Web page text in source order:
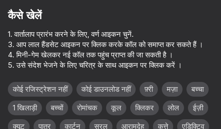
प्ले
Apple Worm
36
Call Metromen
42
31
कैसे खेलें
1. वार्तालाप प्रारंभ करने के लिए, वर्ण आइकन चुनें.
3. आप लाल हैंडसेट आइकन पर क्लिक करके कॉल को समाप्त कर सकते हैं ।
4. मिनी-गेम खेलकर नई कॉल तक पहुंच प्राप्त की जा सकती है ।
5. उसे संदेश भेजने के लिए चरित्र के साथ आइकन पर क्लिक करें ।
कोई रजिस्ट्रेशन नहीं कोई डाउनलोड नहीं फ़्री मज़ा
बच्चा
1 खिलाड़ी
बच्चों रोमांचक कूल क्लिकर लोल
ईज़ी
क्यूट
पात्र कार्टून सरल आरामदेह कुत्ते एडिक्टिव